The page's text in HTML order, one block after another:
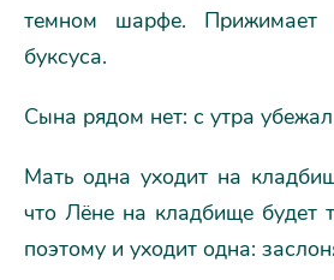
темном шарфе. Прижимает
буксуса.
Сына рядом нет: с утра
Мать одна уходит на
что Лёне на кладбище будет
поэтому и уходит одна: